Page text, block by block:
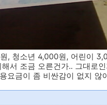
, 청소년 4,000원, 어린이
서 조금 오른건가.. 그대로
요금이 좀 비싼감이 없지 않